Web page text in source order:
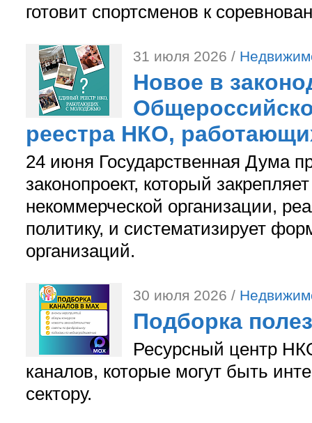
готовит спортсменов к
31 июля 2026 /
Новое в
реестра НКО,
24 июня Государственная Дума
законопроект, который
некоммерческой организации,
политику, и систематизирует
организаций.
30 июля 2026 /
Подборка
Ресурсный центр
каналов, которые могут быть
сектору.